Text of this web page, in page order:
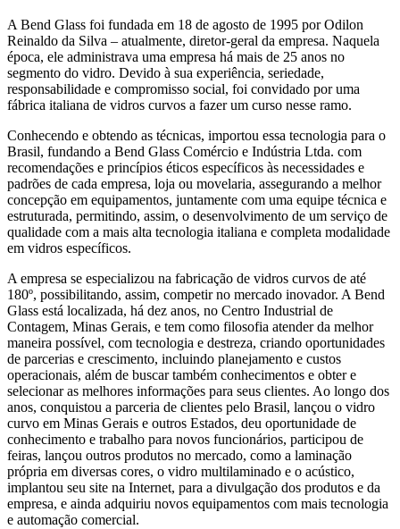
A Bend Glass foi fundada em 18 de agosto de 1995 por Odilon
Reinaldo da Silva – atualmente, diretor-geral da empresa. Naquela
época, ele administrava uma empresa há mais de 25 anos no
segmento do vidro. Devido à sua experiência, seriedade,
responsabilidade e compromisso social, foi convidado por uma
fábrica italiana de vidros curvos a fazer um curso nesse ramo.
Conhecendo e obtendo as técnicas, importou essa tecnologia para o
Brasil, fundando a Bend Glass Comércio e Indústria Ltda. com
recomendações e princípios éticos específicos às necessidades e
padrões de cada empresa, loja ou movelaria, assegurando a melhor
concepção em equipamentos, juntamente com uma equipe técnica e
estruturada, permitindo, assim, o desenvolvimento de um serviço de
qualidade com a mais alta tecnologia italiana e completa modalidade
em vidros específicos.
A empresa se especializou na fabricação de vidros curvos de até
180º, possibilitando, assim, competir no mercado inovador. A Bend
Glass está localizada, há dez anos, no Centro Industrial de
Contagem, Minas Gerais, e tem como filosofia atender da melhor
maneira possível, com tecnologia e destreza, criando oportunidades
de parcerias e crescimento, incluindo planejamento e custos
operacionais, além de buscar também conhecimentos e obter e
selecionar as melhores informações para seus clientes. Ao longo dos
anos, conquistou a parceria de clientes pelo Brasil, lançou o vidro
curvo em Minas Gerais e outros Estados, deu oportunidade de
conhecimento e trabalho para novos funcionários, participou de
feiras, lançou outros produtos no mercado, como a laminação
própria em diversas cores, o vidro multilaminado e o acústico,
implantou seu site na Internet, para a divulgação dos produtos e da
empresa, e ainda adquiriu novos equipamentos com mais tecnologia
e automação comercial.